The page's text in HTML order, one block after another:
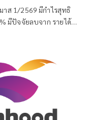
าส 1/2569 มีกำไรสุทธิ
ด้